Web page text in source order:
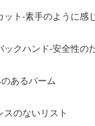
ット-素手のように感
ックハンド-安全性の
あるパーム
スのないリスト